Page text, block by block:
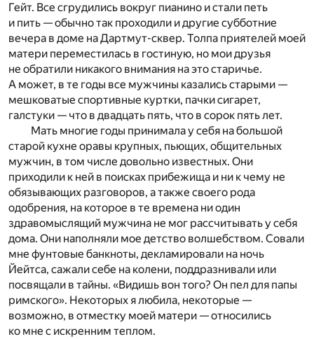
Гейт. Все сгрудились вокруг пианино и стали петь
и пить — обычно так проходили и другие субботние
вечера в доме на Дартмут-сквер. Толпа приятелей моей
матери переместилась в гостиную, но мои друзья
не обратили никакого внимания на это старичье.
А может, в те годы все мужчины казались старыми —
мешковатые спортивные куртки, пачки сигарет,
галстуки — что в двадцать пять, что в сорок пять лет.
Мать многие годы принимала у себя на большой
старой кухне оравы крупных, пьющих, общительных
мужчин, в том числе довольно известных. Они
приходили к ней в поисках прибежища и ни к чему не
обязывающих разговоров, а также своего рода
одобрения, на которое в те времена ни один
здравомыслящий мужчина не мог рассчитывать у себя
дома. Они наполняли мое детство волшебством. Совали
мне фунтовые банкноты, декламировали на ночь
Йейтса, сажали себе на колени, поддразнивали или
посвящали в тайны. «Видишь вон того? Он пел для папы
римского». Некоторых я любила, некоторые —
возможно, в отместку м­оей матери — относились
ко мне с искренним теплом.